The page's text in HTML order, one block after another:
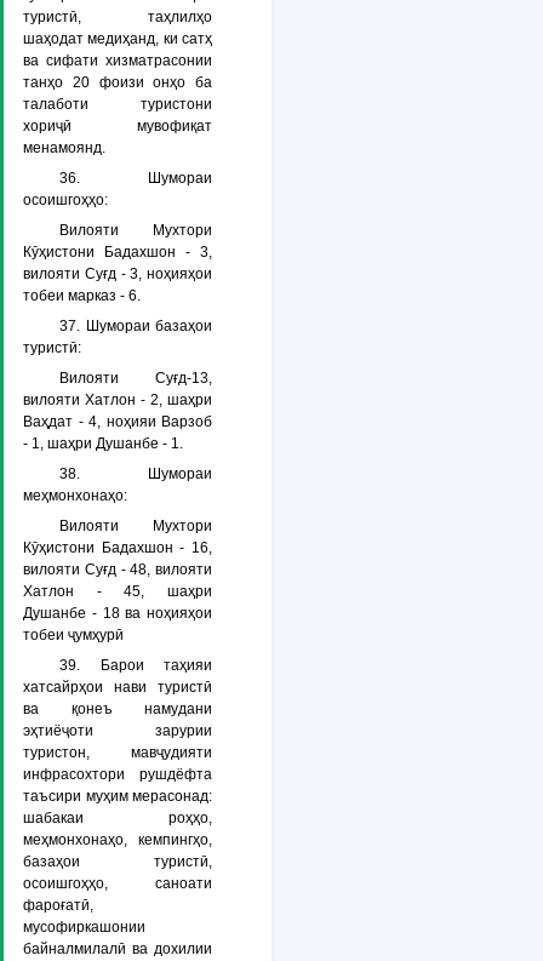
туристӣ, таҳлилҳо
шаҳодат медиҳанд, ки сатҳ
ва сифати хизматрасонии
танҳо 20 фоизи онҳо ба
талаботи туристони
хориҷӣ мувофиқат
менамоянд.
36. Шумораи
осоишгоҳҳо:
Вилояти Мухтори
Кӯҳистони Бадахшон - 3,
вилояти Суғд - 3, ноҳияҳои
тобеи марказ - 6.
37. Шумораи базаҳои
туристӣ:
Вилояти Суғд-13,
вилояти Хатлон - 2, шаҳри
Ваҳдат - 4, ноҳияи Варзоб
- 1, шаҳри Душанбе - 1.
38. Шумораи
меҳмонхонаҳо:
Вилояти Мухтори
Кӯҳистони Бадахшон - 16,
вилояти Суғд - 48, вилояти
Хатлон - 45, шаҳри
Душанбе - 18 ва ноҳияҳои
тобеи ҷумҳурӣ
39. Барои таҳияи
хатсайрҳои нави туристӣ
ва қонеъ намудани
эҳтиёҷоти зарурии
туристон, мавҷудияти
инфрасохтори рушдёфта
таъсири муҳим мерасонад:
шабакаи роҳҳо,
меҳмонхонаҳо, кемпингҳо,
базаҳои туристӣ,
осоишгоҳҳо, саноати
фароғатӣ,
мусофиркашонии
байналмилалӣ ва дохилии